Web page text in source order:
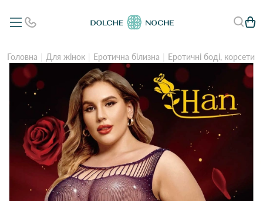
Головна Для жінок Еротична білизна Еротичні боді, корсети